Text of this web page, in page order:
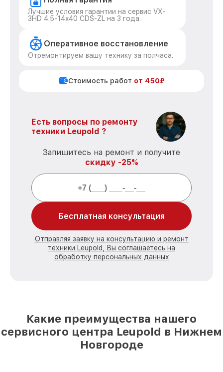
Лучшие условия гарантии на сервис VX-
3HD 4.5-14x40 CDS-ZL на 3 года.
Оперативное восстановление
Отремонтируем вашу технику за полчаса.
Стоимость работ от 450₽
Есть вопросы по ремонту
техники Leupold ?
Запишитесь на ремонт и получите
скидку -25%
Бесплатная консультация
Отправляя заявку на консультацию и ремонт
техники Leupold, Вы соглашаетесь на
обработку персональных данных
Какие преимущества нашего
сервисного центра Leupold в Нижнем
Новгороде